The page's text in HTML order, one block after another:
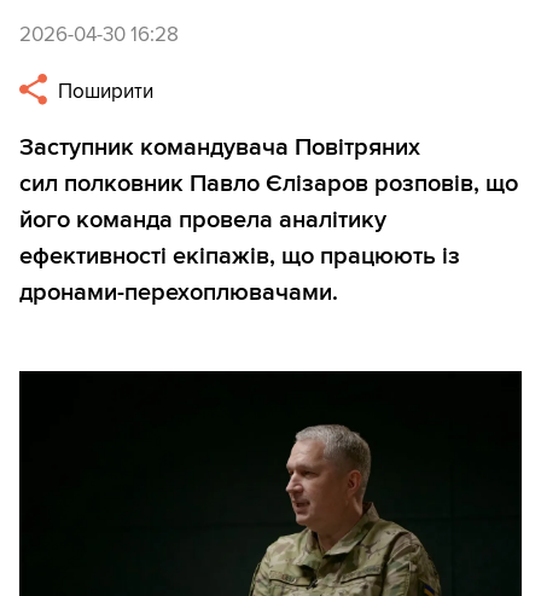
2026-04-30 16:28
Поширити
Заступник командувача Повітряних
сил полковник Павло Єлізаров розповів, що
його команда провела аналітику
ефективності екіпажів, що працюють із
дронами-перехоплювачами.